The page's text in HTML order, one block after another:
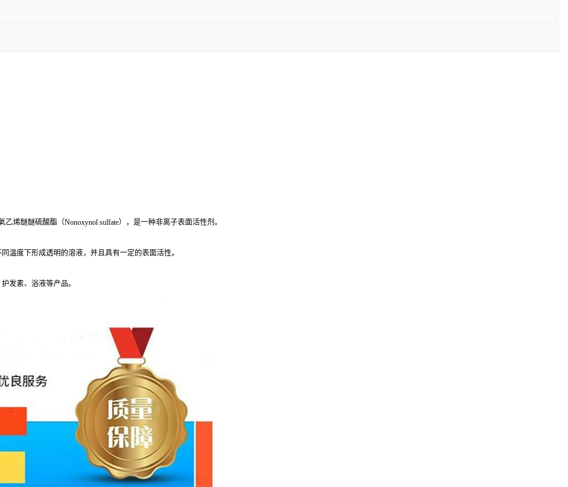
烯醚醚硫酸酯（Nonoxynol sulfate），是一种非离子表面活性剂。
温度下形成透明的溶液，并且具有一定的表面活性。
发素、浴液等产品。